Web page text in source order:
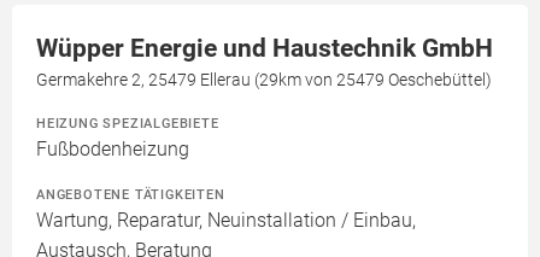
Wüpper Energie und Haustechnik GmbH
Germakehre 2, 25479 Ellerau (29km von 25479 Oeschebüttel)
HEIZUNG SPEZIALGEBIETE
Fußbodenheizung
ANGEBOTENE TÄTIGKEITEN
Wartung, Reparatur, Neuinstallation / Einbau,
Austausch, Beratung